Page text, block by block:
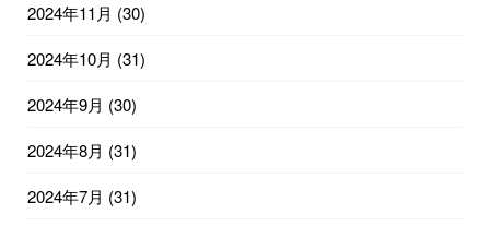
2024年11月 (30)
2024年10月 (31)
2024年9月 (30)
2024年8月 (31)
2024年7月 (31)